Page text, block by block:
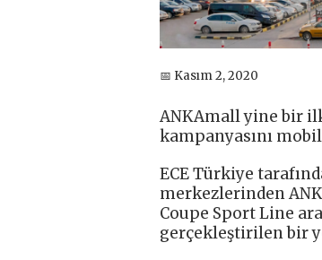
📅 Kasım 2, 2020
ANKAmall yine bir
kampanyasını
ECE Türkiye
merkezlerinden
Coupe Sport Line
gerçekleştirilen bir